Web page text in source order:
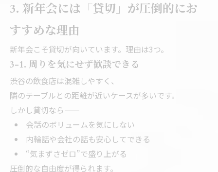
3. 新年会には「貸切」が圧倒的にお
すすめな理由
新年会こそ貸切が向いています。理由は3つ。
3-1. 周りを気にせず歓談できる
渋谷の飲食店は混雑しやすく、
隣のテーブルとの距離が近いケースが多いです。
しかし貸切なら——
会話のボリュームを気にしない
内輪話や会社の話も安心してできる
“気まずさゼロ”で盛り上がる
圧倒的な自由度が得られます。